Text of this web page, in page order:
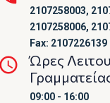
2107258003,
2107258006,
Fax: 2107226139
Ώρες
09:00 - 16:00